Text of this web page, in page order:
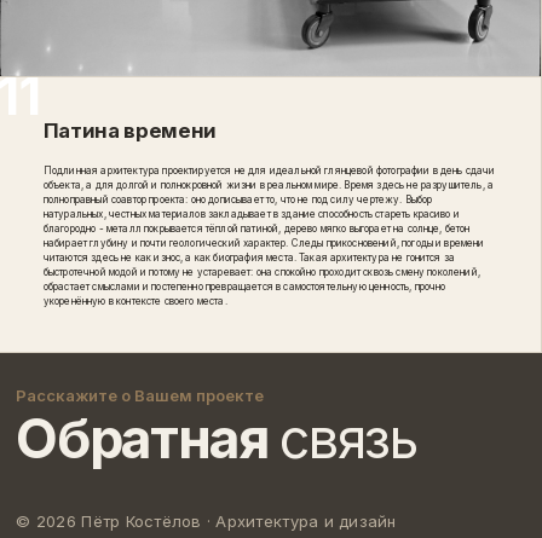
Патина времени
Подлинная архитектура проектируется не для идеальной глянцевой фотографии в день сдачи
объекта, а для долгой и полнокровной жизни в реальном мире. Время здесь не разрушитель, а
полноправный соавтор проекта: оно дописывает то, что не под силу чертежу. Выбор
натуральных, честных материалов закладывает в здание способность стареть красиво и
благородно - металл покрывается тёплой патиной, дерево мягко выгорает на солнце, бетон
набирает глубину и почти геологический характер. Следы прикосновений, погоды и времени
читаются здесь не как износ, а как биография места. Такая архитектура не гонится за
быстротечной модой и потому не устаревает: она спокойно проходит сквозь смену поколений,
обрастает смыслами и постепенно превращается в самостоятельную ценность, прочно
укоренённую в контексте своего места.
Расскажите о Вашем проекте
Обратная связь
© 2026 Пётр Костёлов ·Архитектура и дизайн